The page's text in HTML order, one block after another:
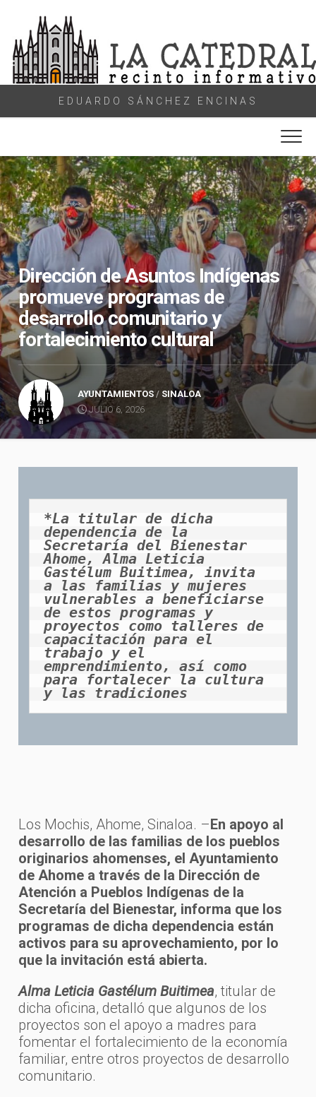
content
EDUARDO SÁNCHEZ ENCINAS
Dirección de Asuntos Indígenas
promueve programas de
desarrollo comunitario y
fortalecimiento cultural
AYUNTAMIENTOS / SINALOA
JULIO 6, 2026
*La titular de dicha
dependencia de la
Secretaría del Bienestar
Ahome, Alma Leticia
Gastélum Buitimea, invita
a las familias y mujeres
vulnerables a beneficiarse
de estos programas y
proyectos como talleres de
capacitación para el
trabajo y el
emprendimiento, así como
para fortalecer la cultura
y las tradiciones
Los Mochis, Ahome, Sinaloa. –En apoyo al
desarrollo de las familias de los pueblos
originarios ahomenses, el Ayuntamiento
de Ahome a través de la Dirección de
Atención a Pueblos Indígenas de la
Secretaría del Bienestar, informa que los
programas de dicha dependencia están
activos para su aprovechamiento, por lo
que la invitación está abierta.
Alma Leticia Gastélum Buitimea, titular de
dicha oficina, detalló que algunos de los
proyectos son el apoyo a madres para
fomentar el fortalecimiento de la economía
familiar, entre otros proyectos de desarrollo
comunitario.